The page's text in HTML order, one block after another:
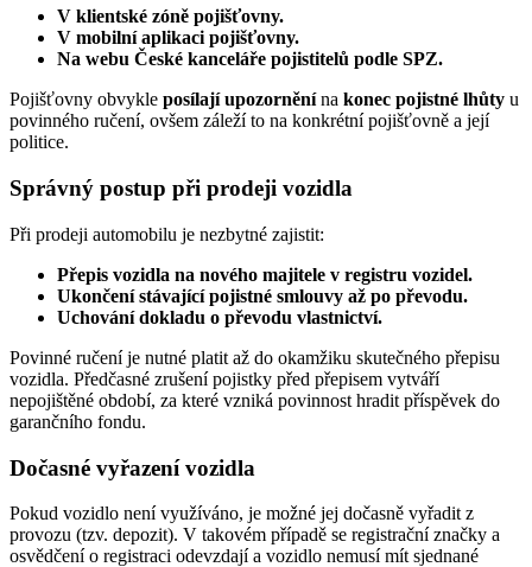
V klientské zóně pojišťovny.
V mobilní aplikaci pojišťovny.
Na webu České kanceláře pojistitelů podle SPZ.
Pojišťovny obvykle posílají upozorněnína konec pojistné lhůty u
povinného ručení, ovšem záleží to na konkrétní pojišťovně a její
politice.
Správný postup při prodeji vozidla
Při prodeji automobilu je nezbytné zajistit:
Přepis vozidla na nového majitele v registru vozidel.
Ukončení stávající pojistné smlouvy až po převodu.
Uchování dokladu o převodu vlastnictví.
Povinné ručení je nutné platit až do okamžiku skutečného přepisu
vozidla. Předčasné zrušení pojistky před přepisem vytváří
nepojištěné období, za které vzniká povinnost hradit příspěvek do
garančního fondu.
Dočasné vyřazení vozidla
Pokud vozidlo není využíváno, je možné jej dočasně vyřadit z
provozu (tzv. depozit). V takovém případě se registrační značky a
osvědčení o registraci odevzdají a vozidlo nemusí mít sjednané